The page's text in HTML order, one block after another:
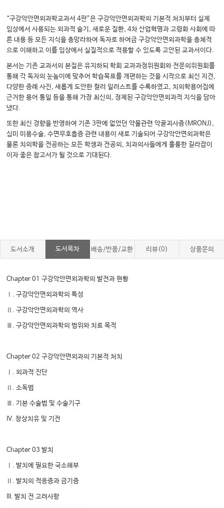
“구강악안면외과학교과서 4판”은 구강악안면외과학의 기본적 처치부터 실제
임상에서 사용되는 외과적 술기, 새로운 질환, 4차 산업혁명과 고령화 사회에 따
른 내용 등 모든 지식을 총망라하여 독자로 하여금 구강악안면외과학을 총체적
으로 이해하고 이를 임상에서 실질적으로 적용할 수 있도록 고안된 교과서이다.
본서는 기존 교과서의 본질은 유지하되 학회 교과과정위원회와 전문의위원회를
통해 각 독자의 눈높이에 맞추어 학습목표를 개편하는 것을 시작으로 최신 지견,
다양한 증례 사진, 새롭게 도안한 컬러 일러스트를 수록하였고, 치의학용어집에
근거한 용어 통일 등을 통해 가장 최신의, 정제된 구강악안면외과적 지식을 담아
냈다.
또한 최신 경향을 반영하여 기존 3판에 없었던 약물관련 악골괴사증(MRONJ),
심미 미용수술, 수면무호흡증 관련 내용이 새로 기술되어 구강악안면외과학은
물론 치의학을 전공하는 모든 학생과 전공의, 치과의사들에게 훌륭한 길라잡이
이자 좋은 참고서가 될 것으로 기대된다.
도서소개 도서목차 배송/반품/교환 리뷰(0) 상품문의
Chapter 01 구강악안면외과학의 발전과 현황
Ⅰ. 구강악안면외과학의 특성
Ⅱ. 구강악안면외과학의 역사
Ⅲ. 구강악안면외과학의 범위와 치료 목적
Chapter 02 구강악안면외과의 기본적 처치
Ⅰ. 외과적 진단
Ⅱ. 소독법
Ⅲ. 기본 수술법 및 수술기구
IV. 창상치유 및 기전
Chapter 03 발치
Ⅰ. 발치에 필요한 국소해부
Ⅱ. 발치의 적응증과 금기증
III. 발치 전 고려사항